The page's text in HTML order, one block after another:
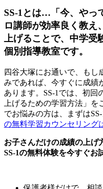
SS-1とは…「今、やっ
ロ講師が効率良く教え
上げることで、中学受
個別指導教室です。
四谷大塚にお通いで、もし
みであれば、今すぐに成績
あります。SS-1では、初回
上げるための学習方法」
でお悩みの方は、まずは
の無料学習カウンセリング
お子さんだけの成績の上げ
SS-1の無料体験を今すぐお